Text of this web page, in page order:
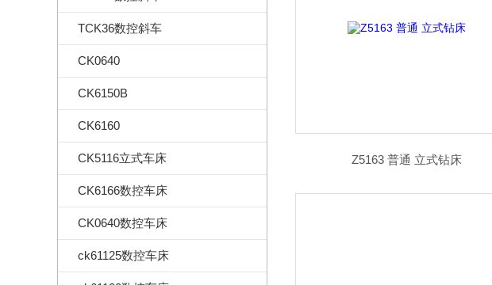
TCK36数控斜车
CK0640
CK6150B
CK6160
CK5116立式车床
CK6166数控车床
CK0640数控车床
ck61125数控车床
Z5163 普通 立式钻床